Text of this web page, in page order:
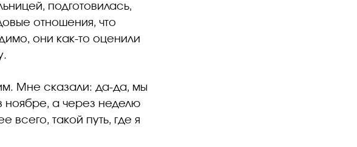
подготовилась,
отношения, что
они как-то оценили
Мне сказали: да-да, мы
ноябре, а через неделю
всего, такой путь, где я